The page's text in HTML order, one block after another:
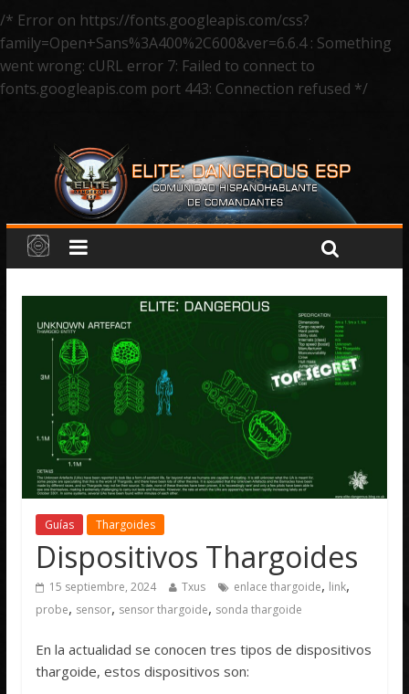
/* Error on https://fonts.googleapis.com/css?
family=Open+Sans%3A400%2C600&ver=6.6.4 : Something
went wrong: cURL error 7: Failed to connect to
fonts.googleapis.com port 443: Connection refused */
Guías Thargoides
Dispositivos Thargoides
15 septiembre, 2024 Txus enlace thargoide, link,
probe, sensor, sensor thargoide, sonda thargoide
En la actualidad se conocen tres tipos de dispositivos
thargoide, estos dispositivos son: